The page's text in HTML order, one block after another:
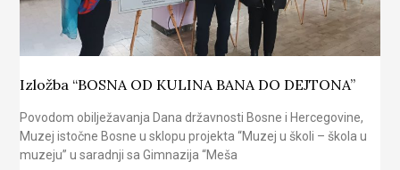
Izložba “BOSNA OD KULINA BANA DO DEJTONA”
Povodom obilježavanja Dana državnosti Bosne i Hercegovine,
Muzej istočne Bosne u sklopu projekta “Muzej u školi – škola u
muzeju” u saradnji sa Gimnazija “Meša